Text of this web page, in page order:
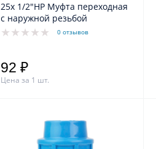
25х 1/2"НР Муфта переходная
с наружной резьбой
0 отзывов
92 ₽
Цена за 1 шт.